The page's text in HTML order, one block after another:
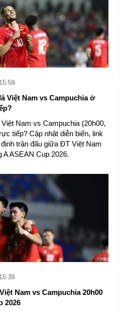
Việt Nam vs Campuchia ở
Nam vs Campuchia (20h00,
tiếp? Cập nhật diễn biến, link
trận đấu giữa ĐT Việt Nam
A ASEAN Cup 2026.
Nam vs Campuchia 20h00
2026